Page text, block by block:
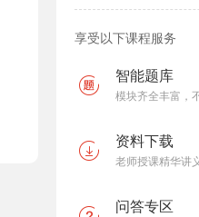
享受以下课程服务
智能题库
模块齐全丰富，
资料下载
老师授课精华讲
问答专区